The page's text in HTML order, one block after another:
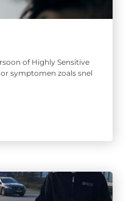
of Highly Sensitive
symptomen zoals snel